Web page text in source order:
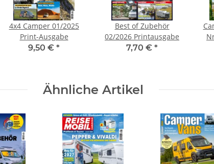
4x4 Camper 01/2025
Print-Ausgabe
9,50 € *
Best of Zubehör
02/2026 Printausgabe
7,70 € *
Ähnliche Artikel